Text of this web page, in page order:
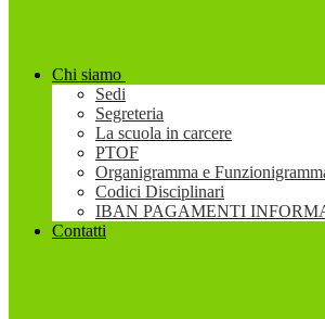
Chi siamo
Sedi
Segreteria
La scuola in carcere
PTOF
Organigramma e
Codici Disciplinari
IBAN PAGAMENTI
Contatti